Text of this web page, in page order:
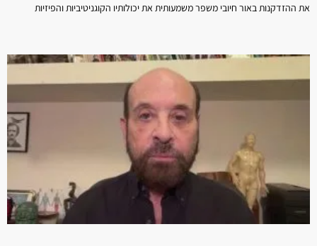
את ההזדקנות באור חיובי משפר משמעותית את יכולותיו הקוגניטיביות והפיזיות